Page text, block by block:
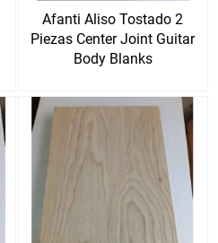
Afanti Aliso Tostado 2
Piezas Center Joint Guitar
Body Blanks